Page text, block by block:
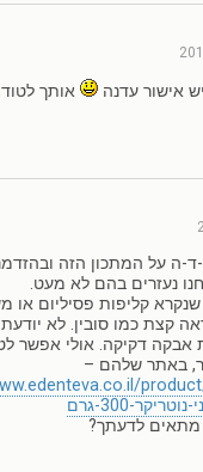
אישור עדנה
אותך
ד-ה על המתכון הזה
נעזרים בהם לא מעט.
קליפות פסיליום או
קצת כמו סובין. לא
אבקה דקיקה. אולי אפשר
באתר שלהם –
300-גרם
לדעתך?